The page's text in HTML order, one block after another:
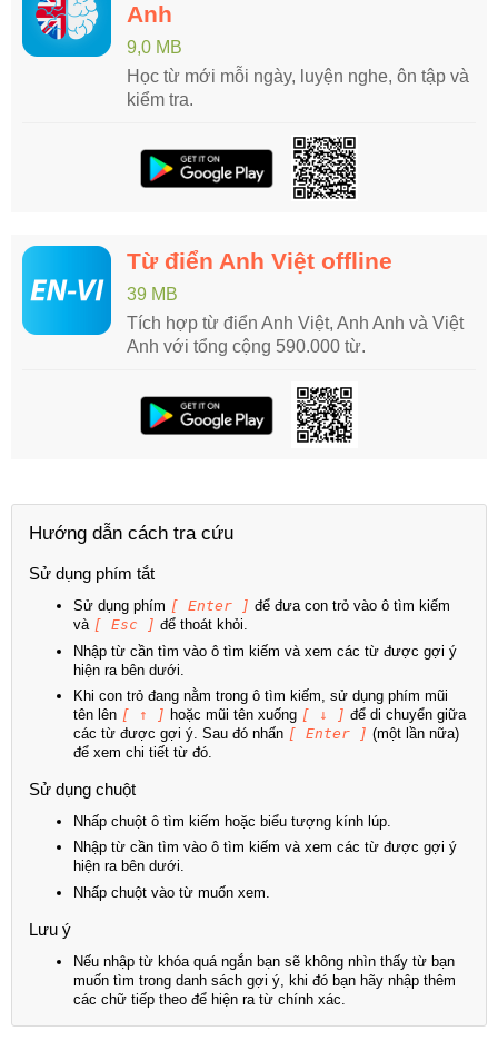
Anh
9,0 MB
Học từ mới mỗi ngày, luyện nghe, ôn tập và
kiểm tra.
Từ điển Anh Việt offline
39 MB
Tích hợp từ điển Anh Việt, Anh Anh và Việt
Anh với tổng cộng 590.000 từ.
Hướng dẫn cách tra cứu
Sử dụng phím tắt
Sử dụng phím [ Enter ] để đưa con trỏ vào ô tìm kiếm
và [ Esc ] để thoát khỏi.
Nhập từ cần tìm vào ô tìm kiếm và xem các từ được gợi ý
hiện ra bên dưới.
Khi con trỏ đang nằm trong ô tìm kiếm, sử dụng phím mũi
tên lên [ ↑ ] hoặc mũi tên xuống [ ↓ ] để di chuyển giữa
các từ được gợi ý. Sau đó nhấn [ Enter ] (một lần nữa)
để xem chi tiết từ đó.
Sử dụng chuột
Nhấp chuột ô tìm kiếm hoặc biểu tượng kính lúp.
Nhập từ cần tìm vào ô tìm kiếm và xem các từ được gợi ý
hiện ra bên dưới.
Nhấp chuột vào từ muốn xem.
Lưu ý
Nếu nhập từ khóa quá ngắn bạn sẽ không nhìn thấy từ bạn
muốn tìm trong danh sách gợi ý, khi đó bạn hãy nhập thêm
các chữ tiếp theo để hiện ra từ chính xác.